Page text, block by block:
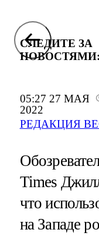
05:27 27 МАЯ
2022
РЕДАКЦИЯ
СЛЕДИТЕ ЗА
НОВОСТЯМИ:
Times
что
на Западе